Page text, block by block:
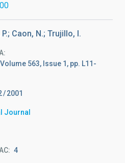
Caon, N.; Trujillo, I.
563, Issue 1, pp. L11-
2001
Journal
4